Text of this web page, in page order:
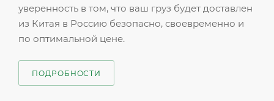
уверенность в том, что ваш груз будет доставлен
из Китая в Россию безопасно, своевременно и
по оптимальной цене.
ПОДРОБНОСТИ